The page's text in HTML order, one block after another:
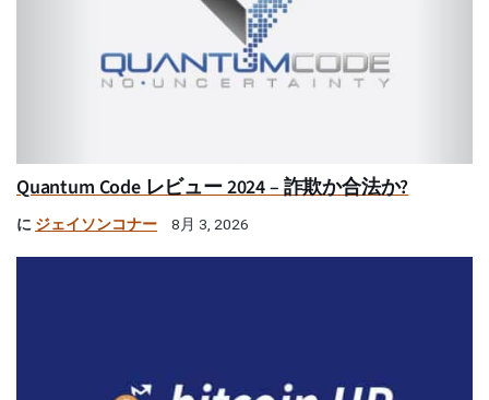
Quantum Code レビュー 2024 – 詐欺か合法か?
に ジェイソンコナー 8月 3, 2026